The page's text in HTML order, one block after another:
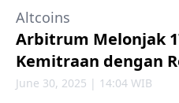
Altcoins
Arbitrum Melonjak
Kemitraan dengan
June 30, 2025 | 14:04 WIB